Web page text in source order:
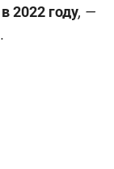
2022 году, —